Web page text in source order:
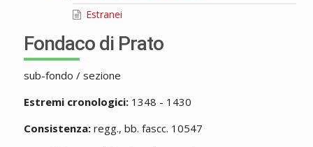
Estranei
Fondaco di Prato
sub-fondo / sezione
Estremi cronologici:1348 - 1430
Consistenza:regg., bb. fascc. 10547